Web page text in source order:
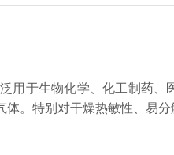
用于生物化学、化工制药、
体。特别对干燥热敏性、易